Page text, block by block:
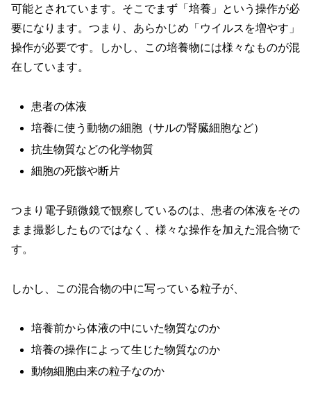
可能とされています。そこでまず「培養」という操作が必
要になります。つまり、あらかじめ「ウイルスを増やす」
操作が必要です。しかし、この培養物には様々なものが混
在しています。
患者の体液
培養に使う動物の細胞（サルの腎臓細胞など）
抗生物質などの化学物質
細胞の死骸や断片
つまり電子顕微鏡で観察しているのは、患者の体液をその
まま撮影したものではなく、様々な操作を加えた混合物で
す。
しかし、この混合物の中に写っている粒子が、
培養前から体液の中にいた物質なのか
培養の操作によって生じた物質なのか
動物細胞由来の粒子なのか